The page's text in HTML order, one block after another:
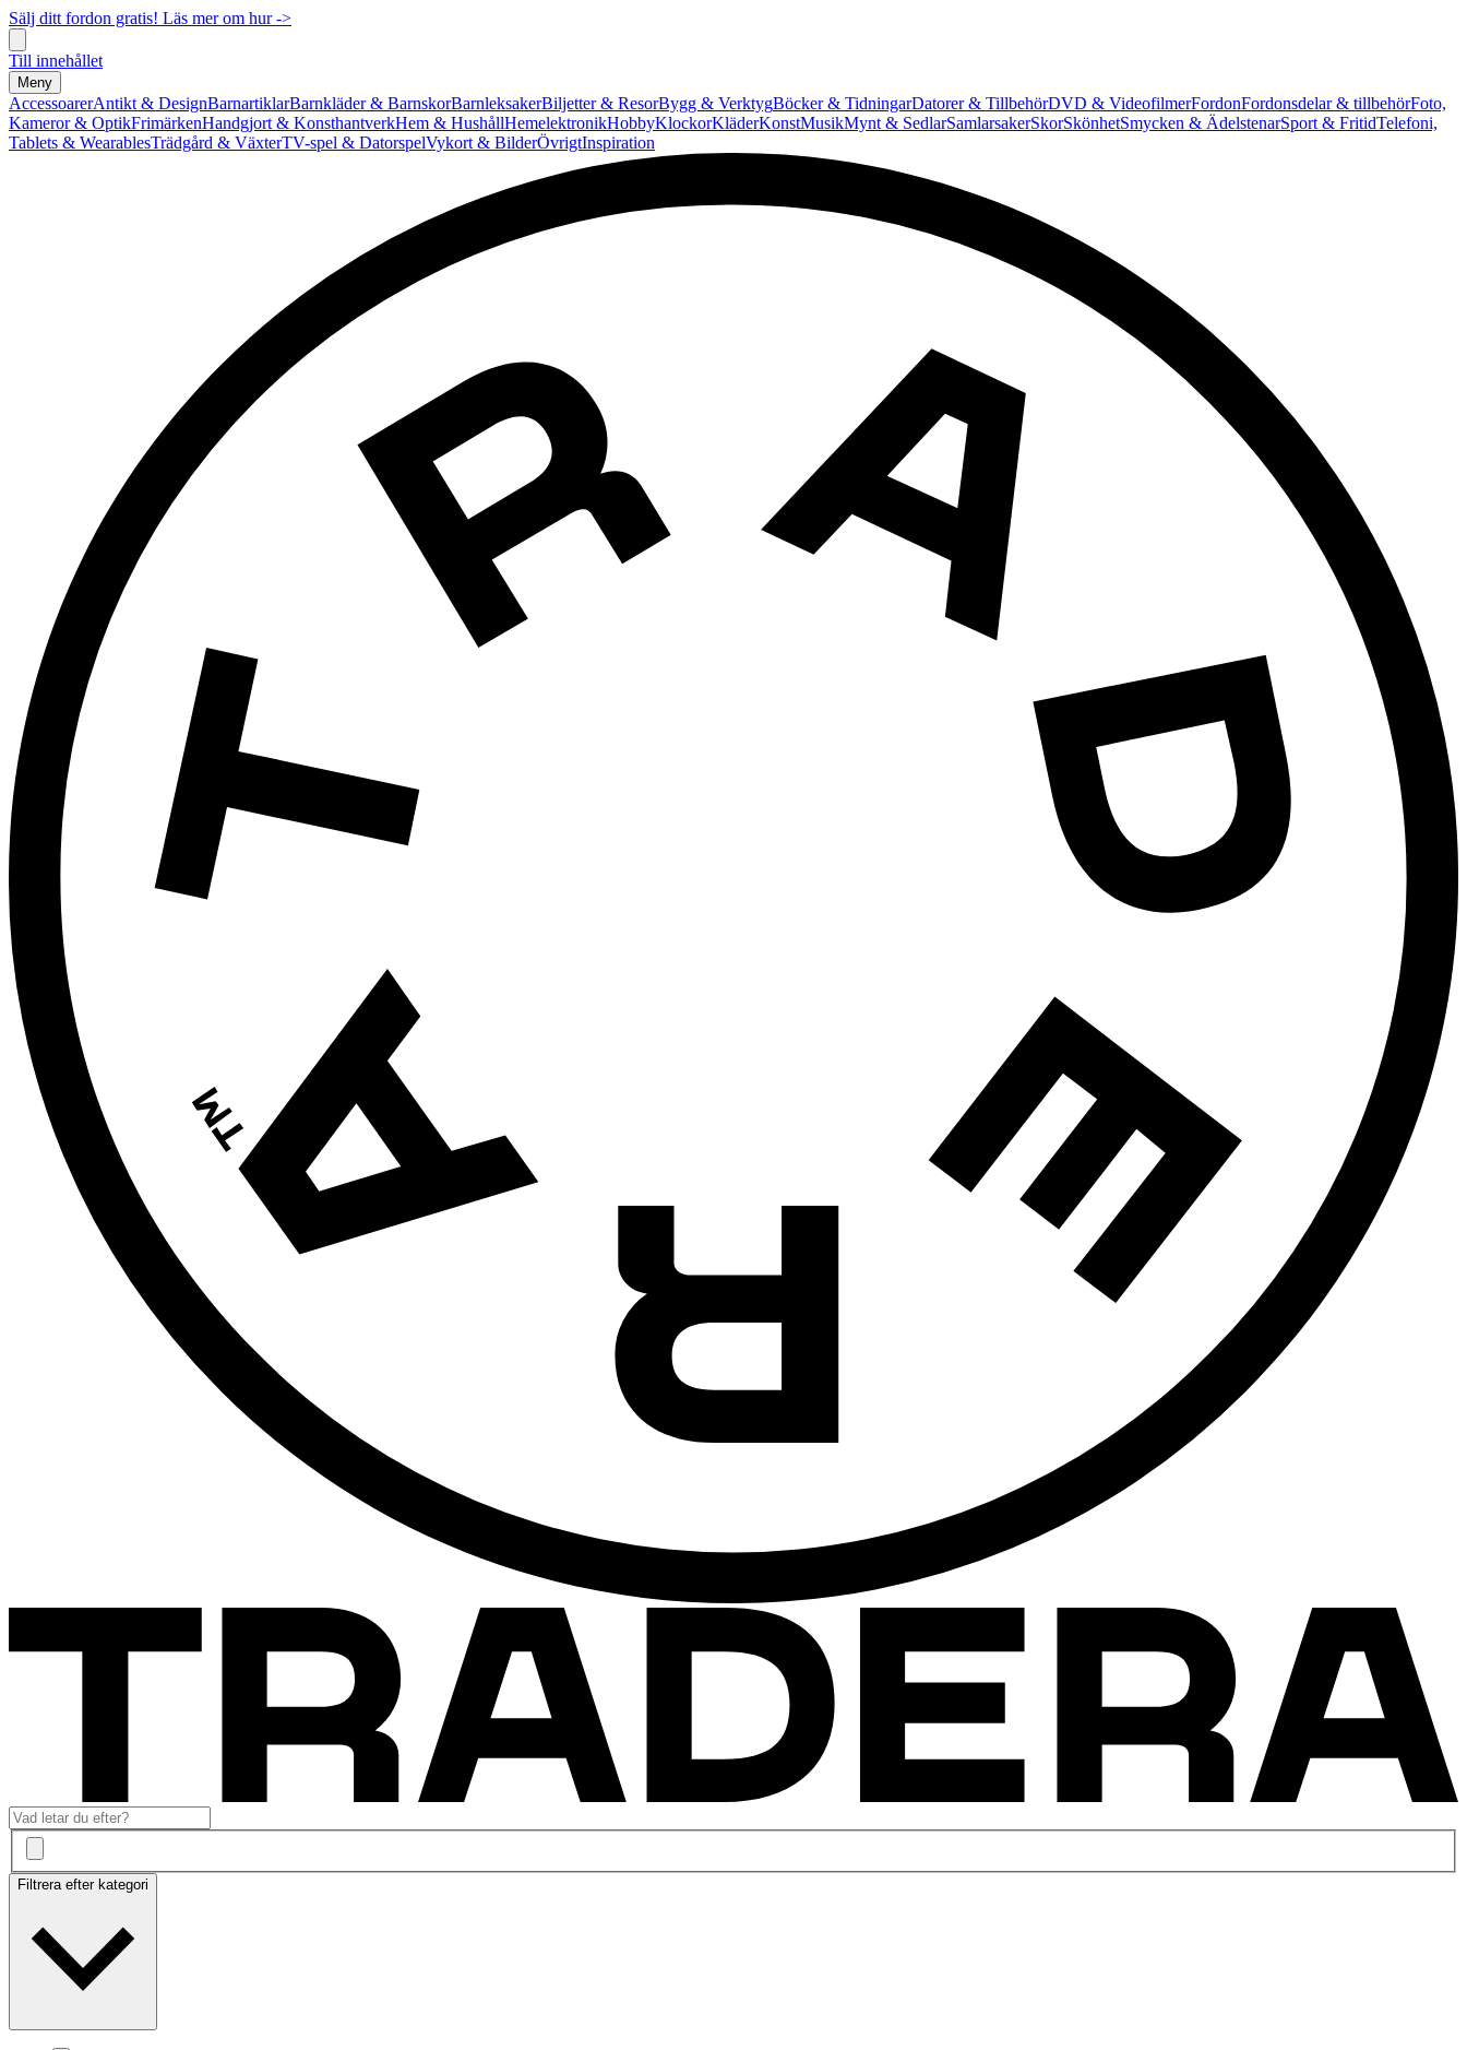
Sälj ditt fordon gratis! Läs mer om hur ->
Till innehållet
Meny
AccessoarerAntikt & DesignBarnartiklarBarnkläder & BarnskorBarnleksakerBiljetter & ResorBygg & VerktygBöcker & TidningarDatorer & TillbehörDVD & VideofilmerFordonFordonsdelar & tillbehörFoto,
Kameror & OptikFrimärkenHandgjort & KonsthantverkHem & HushållHemelektronikHobbyKlockorKläderKonstMusikMynt & SedlarSamlarsakerSkorSkönhetSmycken & ÄdelstenarSport & FritidTelefoni,
Tablets & WearablesTrädgård & VäxterTV-spel & DatorspelVykort & BilderÖvrigtInspiration
Filtrera efter kategori